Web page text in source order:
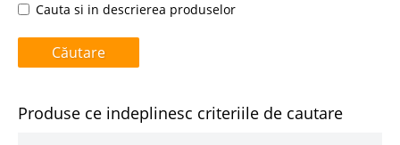
Cauta si in descrierea produselor
Produse ce indeplinesc criteriile de cautare